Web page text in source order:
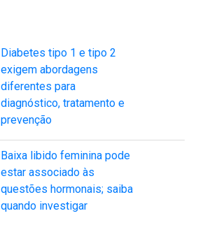
Diabetes tipo 1 e tipo 2
exigem abordagens
diferentes para
diagnóstico, tratamento e
prevenção
Baixa libido feminina pode
estar associado às
questões hormonais; saiba
quando investigar